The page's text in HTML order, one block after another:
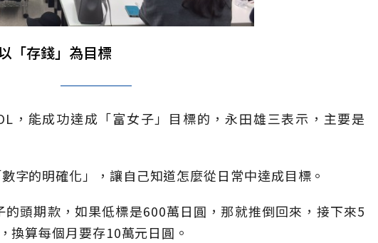
「存錢」為目標
，能成功達成「富女子」目標的，永田雄三表示，主要是
字的明確化」，讓自己知道怎麼從日常中達成目標。
頭期款，如果低標是600萬日圓，那就推倒回來，接下來5
換算每個月要存10萬元日圓。